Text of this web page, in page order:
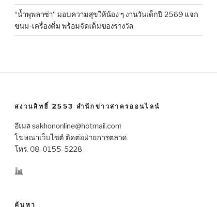
“น้ำพุพลาซ่า” มอบความสุขให้น้อง ๆ งานวันเด็กปี 2569 แจก
ขนม-เครื่องดื่ม พร้อมจัดเต็มของรางวัล
สงวนสิทธิ์ 2553 สำนักข่าวสาครออนไลน์
อีเมล sakhononline@hotmail.com
โฆษณาเว็บไซต์ ติดต่อฝ่ายการตลาด
โทร. 08-0155-5228
ค้นหา